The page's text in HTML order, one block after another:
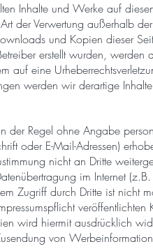
Inhalte und Werke auf
der Verwertung außerhalb
und Kopien dieser
erstellt wurden,
auf eine
werden wir derartige
der Regel ohne Angabe
oder E-Mail-Adressen)
nicht an Dritte
im Internet
Zugriff durch Dritte ist nicht
wird hiermit ausdrücklich
von